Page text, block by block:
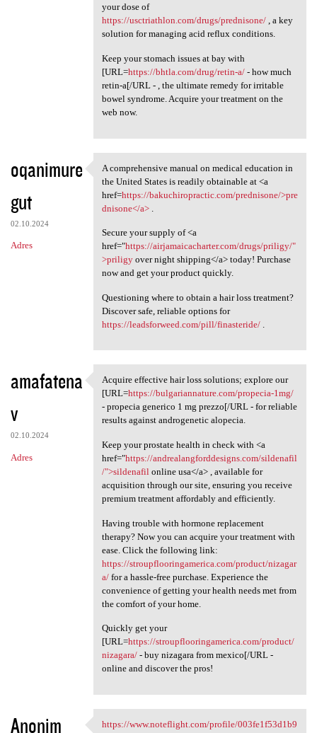
your dose of
https://usctriathlon.com/drugs/prednisone/, a key
solution for managing acid reflux conditions.
Keep your stomach issues at bay with
[URL=https://bhtla.com/drug/retin-a/- how much
retin-a[/URL - , the ultimate remedy for irritable
bowel syndrome. Acquire your treatment on the
web now.
oqanimure
gut
02.10.2024
Adres
A comprehensive manual on
A comprehensive manual on medical education in
the United States is readily obtainable at <a
href=https://bakuchiropractic.com/prednisone/>pre
dnisone</a>.
Secure your supply of <a
href="https://airjamaicacharter.com/drugs/priligy/"
>priligyover night shipping</a> today! Purchase
now and get your product quickly.
Questioning where to obtain a hair loss treatment?
Discover safe, reliable options for
https://leadsforweed.com/pill/finasteride/.
amafatena
v
02.10.2024
Adres
Acquire effective hair loss
Acquire effective hair loss solutions; explore our
[URL=https://bulgariannature.com/propecia-1mg/
- propecia generico 1 mg prezzo[/URL - for reliable
results against androgenetic alopecia.
Keep your prostate health in check with <a
href="https://andrealangforddesigns.com/sildenafil
/">sildenafilonline usa</a> , available for
acquisition through our site, ensuring you receive
premium treatment affordably and efficiently.
Having trouble with hormone replacement
therapy? Now you can acquire your treatment with
ease. Click the following link:
https://stroupflooringamerica.com/product/nizagar
a/for a hassle-free purchase. Experience the
convenience of getting your health needs met from
the comfort of your home.
Quickly get your
[URL=https://stroupflooringamerica.com/product/
nizagara/- buy nizagara from mexico[/URL -
online and discover the pros!
Anonim
https://www.noteflight.com/profile/003fe1f53d1b9